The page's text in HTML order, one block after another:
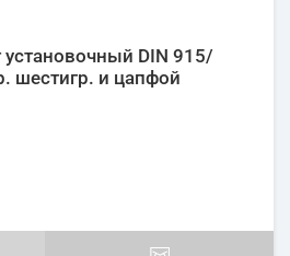
DIN 915/
шестигр. и цапфой